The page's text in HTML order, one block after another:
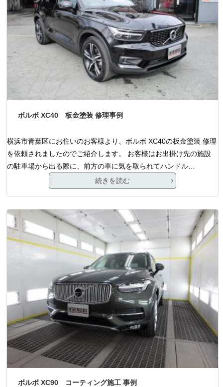
ボルボ XC40 板金塗装 修理事例
横浜市青葉区にお住いのお客様より、ボルボ XC40の板金塗装 修理
を依頼されましたのでご紹介します。 お客様はお出掛け先の施設
の駐車場から出る際に、前方の車に気を取られてハンドル…
続きを読む
ボルボ XC90 コーティング施工 事例